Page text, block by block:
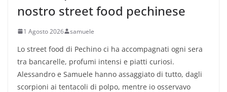
nostro street food pechinese
1 Agosto 2026 samuele
Lo street food di Pechino ci ha accompagnati ogni sera
tra bancarelle, profumi intensi e piatti curiosi.
Alessandro e Samuele hanno assaggiato di tutto, dagli
scorpioni ai tentacoli di polpo, mentre io osservavo